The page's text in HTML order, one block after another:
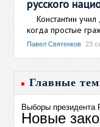
русского
Константин учил
когда простые
Павел Святенков 23
Главные
Выборы президента
Новые